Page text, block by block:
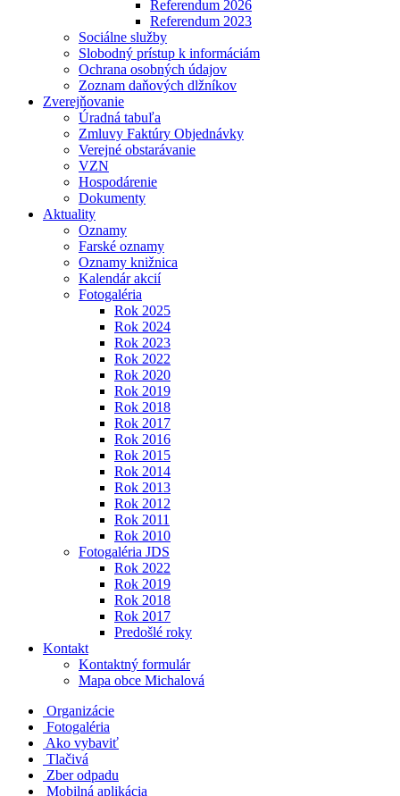
Referendum 2026
Referendum 2023
Sociálne služby
Slobodný prístup k informáciám
Ochrana osobných údajov
Zoznam daňových dlžníkov
Zverejňovanie
Úradná tabuľa
Zmluvy Faktúry Objednávky
Verejné obstarávanie
VZN
Hospodárenie
Dokumenty
Aktuality
Oznamy
Farské oznamy
Oznamy knižnica
Kalendár akcií
Fotogaléria
Rok 2025
Rok 2024
Rok 2023
Rok 2022
Rok 2020
Rok 2019
Rok 2018
Rok 2017
Rok 2016
Rok 2015
Rok 2014
Rok 2013
Rok 2012
Rok 2011
Rok 2010
Fotogaléria JDS
Rok 2022
Rok 2019
Rok 2018
Rok 2017
Predošlé roky
Kontakt
Kontaktný formulár
Mapa obce Michalová
Organizácie
Fotogaléria
Ako vybaviť
Tlačivá
Zber odpadu
Mobilná aplikácia